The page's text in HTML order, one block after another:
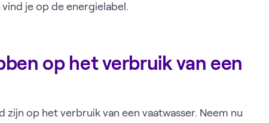
je op de energielabel.
op het verbruik van een
op het verbruik van een vaatwasser. Neem nu